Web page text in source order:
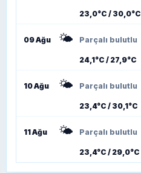
23,0°C / 30,0°C
09 Ağu 🌤️ Parçalı bulutlu
24,1°C / 27,9°C
10 Ağu 🌤️ Parçalı bulutlu
23,4°C / 30,1°C
11 Ağu 🌤️ Parçalı bulutlu
23,4°C / 29,0°C